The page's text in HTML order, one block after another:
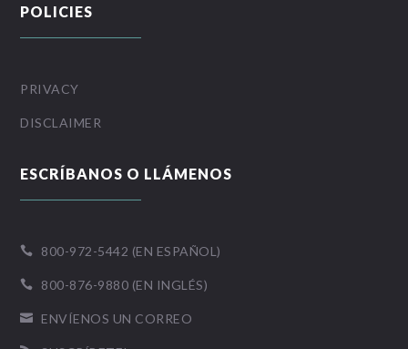
POLICIES
PRIVACY
DISCLAIMER
ESCRÍBANOS O LLÁMENOS
 800-972-5442 (EN ESPAÑOL)
 800-876-9880 (EN INGLÉS)
 ENVÍENOS UN CORREO